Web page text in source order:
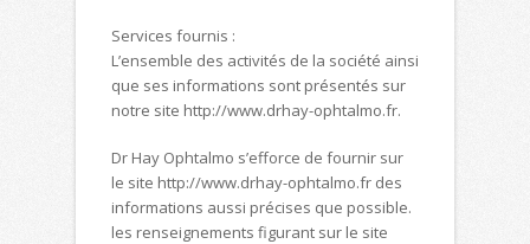
Services fournis :
L’ensemble des activités de la société ainsi
que ses informations sont présentés sur
notre site http://www.drhay-ophtalmo.fr.
Dr Hay Ophtalmo s’efforce de fournir sur
le site http://www.drhay-ophtalmo.fr des
informations aussi précises que possible.
les renseignements figurant sur le site